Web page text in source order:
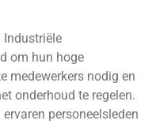
Industriële
om hun hoge
medewerkers nodig en
onderhoud te regelen.
personeelsleden